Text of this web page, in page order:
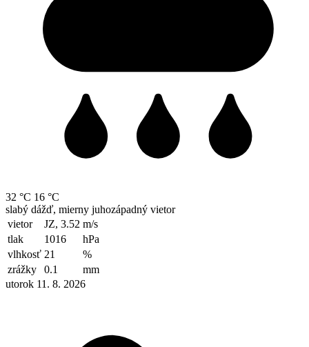
32 °C 16 °C
slabý dážď, mierny juhozápadný vietor
vietor
JZ, 3.52 m/s
tlak
1016
hPa
vlhkosť 21
%
zrážky
0.1
mm
utorok 11. 8. 2026